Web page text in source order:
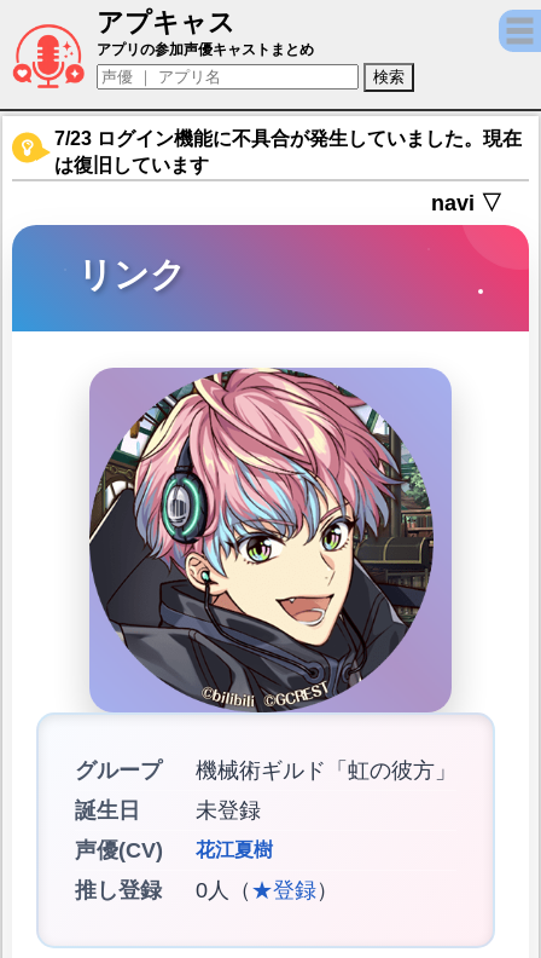
アプキャス
リンク（声優：花江夏樹)【夢職人と忘れじ
アプリの参加声優キャストまとめ
7/23 ログイン機能に不具合が発生していました。現在
は復旧しています
navi ▽
リンク
グループ
機械術ギルド「虹の彼方」
誕生日
未登録
声優(CV)
花江夏樹
推し登録 0人（ ★登録）